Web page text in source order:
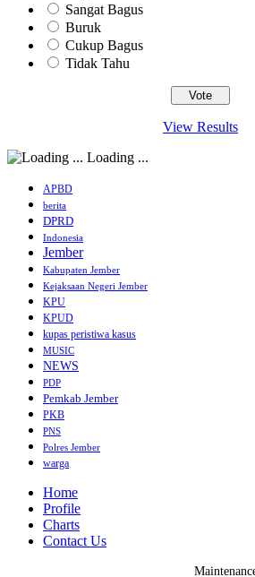
Sangat Bagus
Buruk
Cukup Bagus
Tidak Tahu
View Results
Loading ...
APBD
berita
DPRD
Indonesia
Jember
Kabupaten Jember
Kejaksaan Negeri Jember
KPU
KPUD
kupas peristiwa kasus
MUSIC
NEWS
PDP
Pemkab Jember
PKB
PNS
Polres Jember
warga
Home
Profile
Charts
Contact Us